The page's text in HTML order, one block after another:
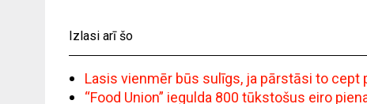
Izlasi arī šo
Lasis vienmēr būs sulīgs, ja pārstāsi to
“Food Union” iegulda 800 tūkstošus eiro